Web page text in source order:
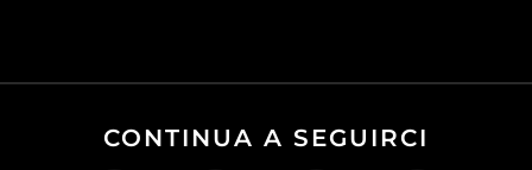
CONTINUA A SEGUIRCI